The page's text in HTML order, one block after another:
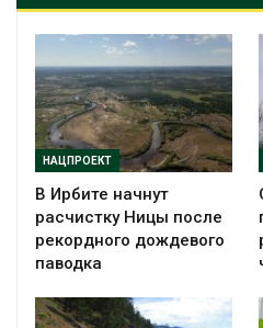
НАЦПРОЕКТ
В Ирбите начнут
расчистку Ницы после
рекордного дождевого
паводка